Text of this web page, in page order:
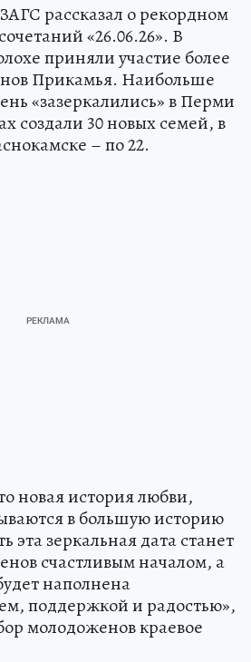
рассказал о рекордном
«26.06.26». В
приняли участие более
Прикамья. Наибольше
«зазеркалились» в Перми
создали 30 новых семей, в
– по 22.
новая история любви,
в большую историю
эта зеркальная дата станет
счастливым началом, а
наполнена
поддержкой и радостью»,
молодоженов краевое